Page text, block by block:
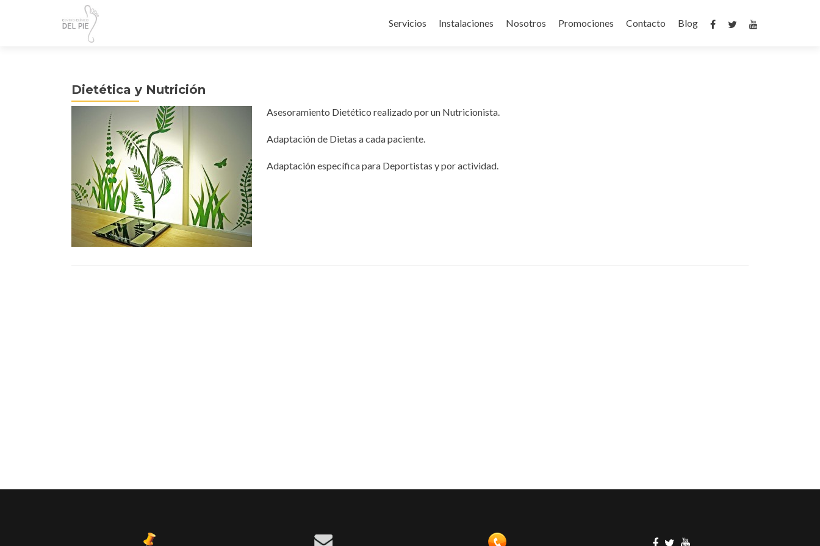
Servicios Instalaciones Nosotros Promociones Contacto Blog
Dietética y Nutrición
Asesoramiento Dietético realizado por un Nutricionista.
Adaptación de Dietas a cada paciente.
Adaptación específica para Deportistas y por actividad.